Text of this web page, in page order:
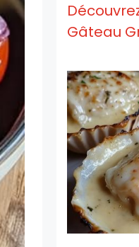
Gâteau